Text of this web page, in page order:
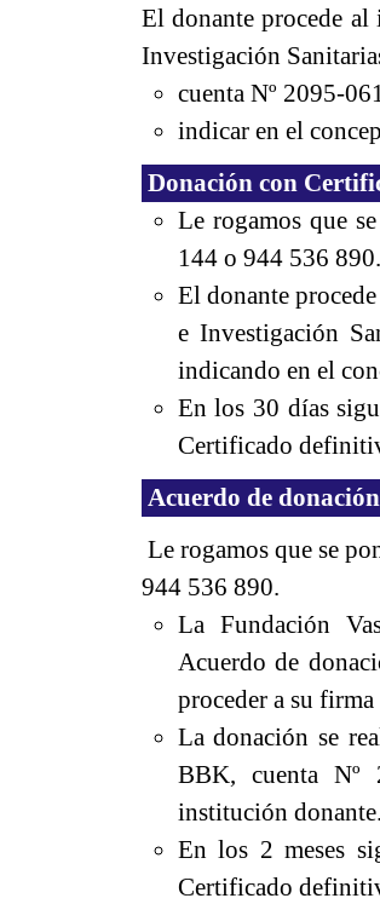
El donante procede al
Investigación
cuenta Nº 2095-
indicar en el
Donación con
Le rogamos que
144 o 944 536 890.
El donante
e Investigación
indicando en el
En los 30 días
Certificado
Acuerdo de
Le rogamos que se
944 536 890.
La Fundación
Acuerdo de
proceder a su firma
La donación se
BBK, cuenta Nº
institución
En los 2 meses
Certificado